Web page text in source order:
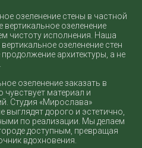
озеленение стены в частной
вертикальное озеленение
чистоту исполнения. Наша
озеленение стен
архитектуры, а не
озеленение заказать в
чувствует материал и
Студия «Мирослава»
выглядят дорого и эстетично,
по реализации. Мы делаем
доступным, превращая
вдохновения.